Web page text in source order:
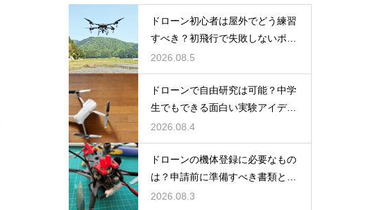
ドローン初心者は屋外でどう練習
すべき？初飛行で失敗しないポイ
ント
2026.08.5
ドローンで自由研究は可能？中学
生でもできる面白い実験アイデア
を紹介
2026.08.4
ドローンの機体登録に必要なもの
は？申請前に準備すべき書類と情
報
2026.08.3